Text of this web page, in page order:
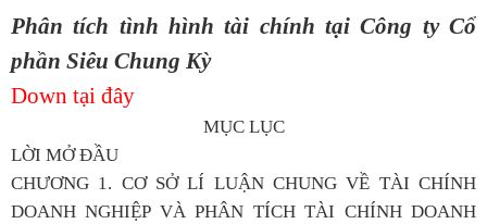
Phân tích tình hình tài chính tại Công ty Cổ
phần Siêu Chung Kỳ
Down tại đây
MỤC LỤC
LỜI MỞ ĐẦU
CHƯƠNG 1. CƠ SỞ LÍ LUẬN CHUNG VỀ TÀI CHÍNH
DOANH NGHIỆP VÀ PHÂN TÍCH TÀI CHÍNH DOANH